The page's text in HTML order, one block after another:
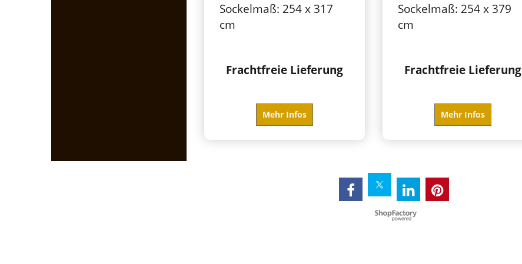
Sockelmaß: 254 x 317
cm
Frachtfreie Lieferung
Mehr Infos
Sockelmaß: 254 x 379
cm
Frachtfreie Lieferung
Mehr Infos
WebShop erstellt mit ShopFactory Shop Software.